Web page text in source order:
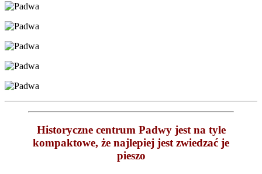
Historyczne centrum Padwy jest na tyle
kompaktowe, że najlepiej jest zwiedzać je
pieszo